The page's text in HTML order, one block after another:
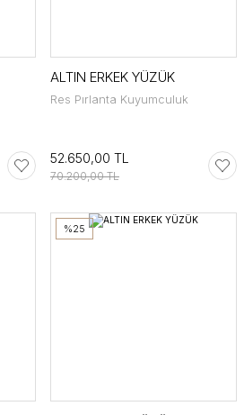
ALTIN ERKEK YÜZÜK
Res Pırlanta Kuyumculuk
52.650,00 TL
70.200,00 TL
%25